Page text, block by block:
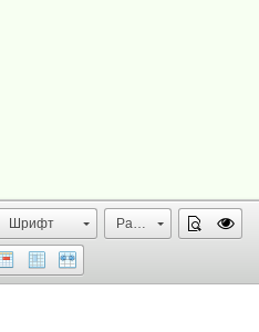
Шрифт Размер